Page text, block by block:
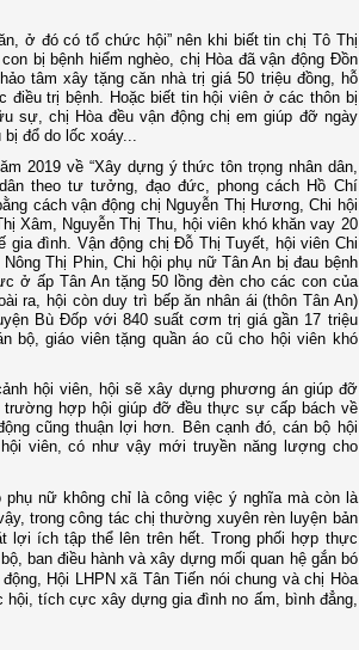
ở đó có tổ chức hội” nên khi biết tin chị Tô Thị
bị bệnh hiểm nghèo, chị Hòa đã vận động Đồn
tâm xây tặng căn nhà trị giá 50 triệu đồng, hỗ
trị bệnh. Hoặc biết tin hội viên ở các thôn bị
sự, chị Hòa đều vận động chị em giúp đỡ ngày
đổ do lốc xoáy...
2019 về “Xây dựng ý thức tôn trọng nhân dân,
theo tư tưởng, đạo đức, phong cách Hồ Chí
cách vận động chị Nguyễn Thị Hương, Chi hội
Xâm, Nguyễn Thị Thu, hội viên khó khăn vay 20
gia đình. Vận động chị Đỗ Thị Tuyết, hội viên Chi
Thị Phin, Chi hội phụ nữ Tân An bị đau bệnh
ở ấp Tân An tặng 50 lồng đèn cho các con của
ra, hội còn duy trì bếp ăn nhân ái (thôn Tân An)
Bù Đốp với 840 suất cơm trị giá gần 17 triệu
bộ, giáo viên tặng quần áo cũ cho hội viên khó
hội viên, hội sẽ xây dựng phương án giúp đỡ
hợp hội giúp đỡ đều thực sự cấp bách về
cũng thuận lợi hơn. Bên cạnh đó, cán bộ hội
viên, có như vậy mới truyền năng lượng cho
nữ không chỉ là công việc ý nghĩa mà còn là
trong công tác chị thường xuyên rèn luyện bản
lợi ích tập thể lên trên hết. Trong phối hợp thực
ban điều hành và xây dựng mối quan hệ gắn bó
Hội LHPN xã Tân Tiến nói chung và chị Hòa
tích cực xây dựng gia đình no ấm, bình đẳng,